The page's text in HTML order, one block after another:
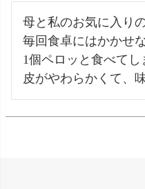
母と私のお気に入り
毎回食卓にはかかせ
1個ペロッと食べてし